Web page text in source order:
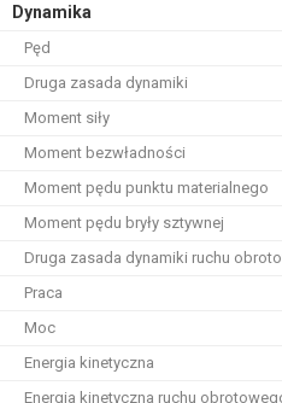
Dynamika
Pęd
Druga zasada dynamiki
Moment siły
Moment bezwładności
Moment pędu punktu materialnego
Moment pędu bryły sztywnej
Druga zasada dynamiki ruchu
Praca
Moc
Energia kinetyczna
Energia kinetyczna ruchu